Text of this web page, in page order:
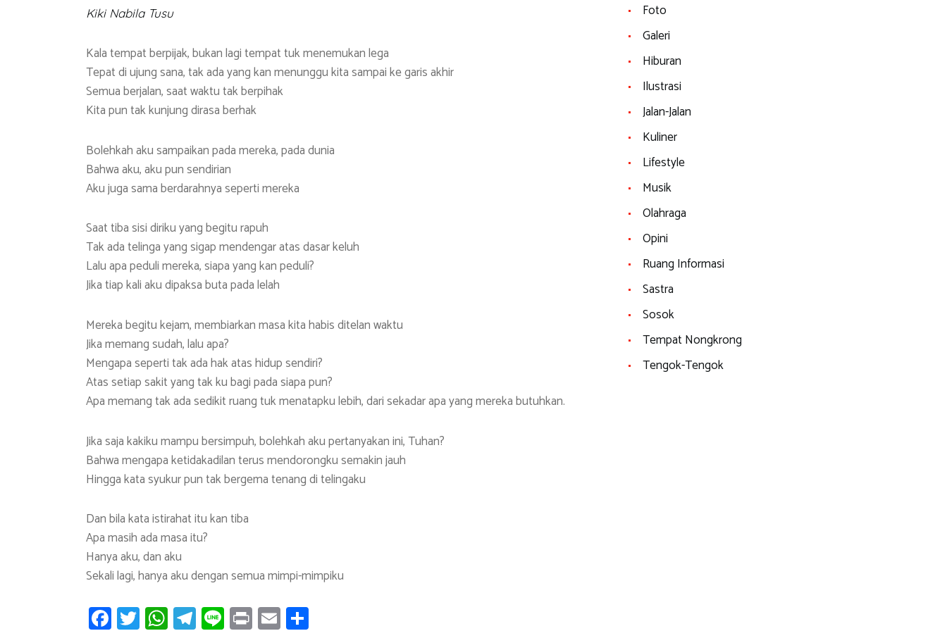
ok A
p
p
m
Kiki Nabila Tusu
Kala tempat berpijak, bukan lagi tempat tuk menemukan lega
Tepat di ujung sana, tak ada yang kan menunggu kita sampai ke garis akhir
Semua berjalan, saat waktu tak berpihak
Kita pun tak kunjung dirasa berhak
Bolehkah aku sampaikan pada mereka, pada dunia
Bahwa aku, aku pun sendirian
Aku juga sama berdarahnya seperti mereka
Saat tiba sisi diriku yang begitu rapuh
Tak ada telinga yang sigap mendengar atas dasar keluh
Lalu apa peduli mereka, siapa yang kan peduli?
Jika tiap kali aku dipaksa buta pada lelah
Mereka begitu kejam, membiarkan masa kita habis ditelan waktu
Jika memang sudah, lalu apa?
Mengapa seperti tak ada hak atas hidup sendiri?
Atas setiap sakit yang tak ku bagi pada siapa pun?
Apa memang tak ada sedikit ruang tuk menatapku lebih, dari sekadar apa yang mereka butuhkan.
Jika saja kakiku mampu bersimpuh, bolehkah aku pertanyakan ini, Tuhan?
Bahwa mengapa ketidakadilan terus mendorongku semakin jauh
Hingga kata syukur pun tak bergema tenang di telingaku
Dan bila kata istirahat itu kan tiba
Apa masih ada masa itu?
Hanya aku, dan aku
Sekali lagi, hanya aku dengan semua mimpi-mimpiku
Fa T W T Li Pr E
Foto
Galeri
Hiburan
Ilustrasi
Jalan-Jalan
Kuliner
Lifestyle
Musik
Olahraga
Opini
Ruang Informasi
Sastra
Sosok
Tempat Nongkrong
Tengok-Tengok